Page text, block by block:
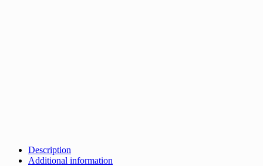
Description
Additional information